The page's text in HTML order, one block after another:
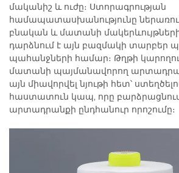
մականիշ և ուժը։ Ստորագրության
համապատասխանությունը
բնական և մատանի
դարձնում է այն բազմակի տարբեր
պահանջների համար։ Թղթի
մատանի պայմանավորող
այն միավորվել նյութի հետ՝
հաստատուն կապ, որը
արտադրանքի ընդհանուր որոշումը։